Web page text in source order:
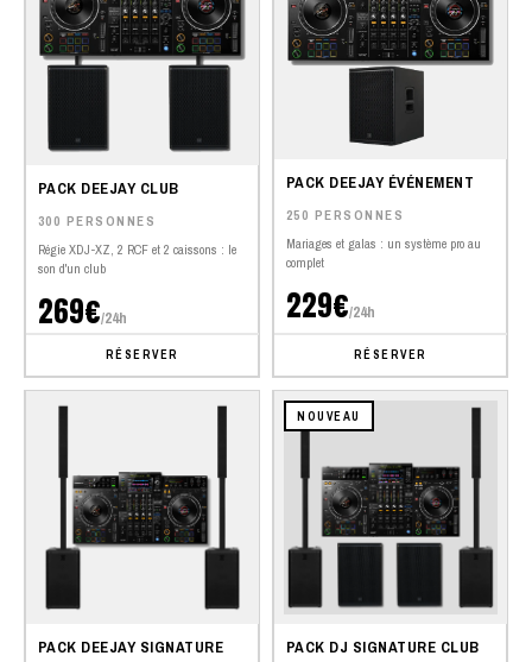
PACK DEEJAY CLUB
300 PERSONNES
Régie XDJ-XZ, 2 RCF et 2 caissons : le
son d'un club
269€/24h
RÉSERVER
PACK DEEJAY ÉVÉNEMENT
250 PERSONNES
Mariages et galas : un système pro au
complet
229€/24h
RÉSERVER
PACK DEEJAY SIGNATURE
NOUVEAU
PACK DJ SIGNATURE CLUB